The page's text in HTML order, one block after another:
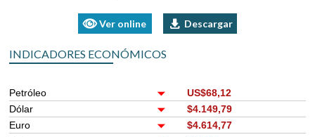
Ver online Descargar
INDICADORES ECONÓMICOS
Petróleo
US$68,12
Dólar
$4.149,79
Euro
$4.614,77